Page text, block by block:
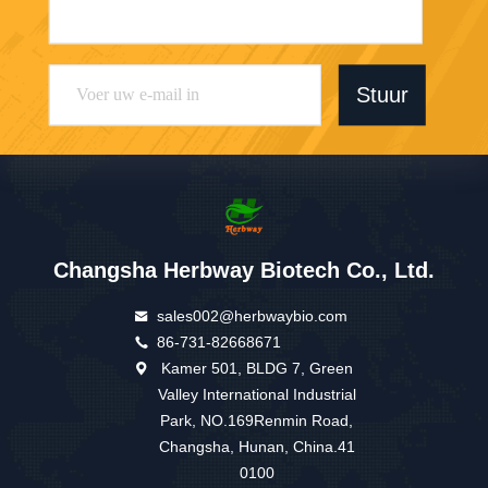
Stuur
Changsha Herbway Biotech Co., Ltd.
sales002@herbwaybio.com
86-731-82668671
Kamer 501, BLDG 7, Green
Valley International Industrial
Park, NO.169Renmin Road,
Changsha, Hunan, China.41
0100